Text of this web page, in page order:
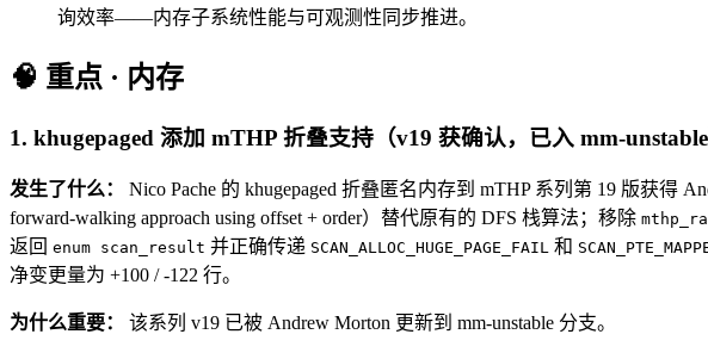
询效率——内存子系统性能与可观测性同步推进。
🧠 重点 · 内存
1. khugepaged 添加 mTHP 折叠支持（v19 获确认，已入 mm-unstable
发生了什么： Nico Pache 的 khugepaged 折叠匿名内存到 mTHP 系列第 19 版获得
forward-walking approach using offset + order）替代原有的 DFS 栈算法；移除
返回 enum scan_result 并正确传递 SCAN_ALLOC_HUGE_PAGE_FAIL 和
净变更量为 +100 / -122 行。
为什么重要： 该系列 v19 已被 Andrew Morton 更新到 mm-unstable 分支。